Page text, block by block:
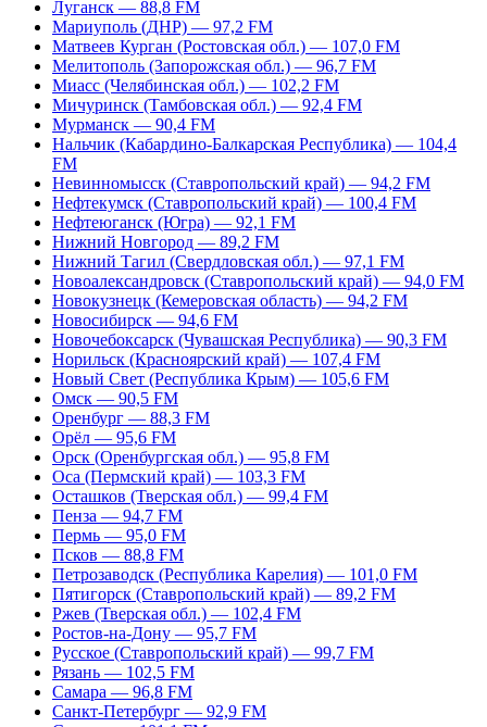
Луганск — 88,8 FM
Мариуполь (ДНР) — 97,2 FM
Матвеев Курган (Ростовская обл.) — 107,0 FM
Мелитополь (Запорожская обл.) — 96,7 FM
Миасс (Челябинская обл.) — 102,2 FM
Мичуринск (Тамбовская обл.) — 92,4 FM
Мурманск — 90,4 FM
Нальчик (Кабардино-Балкарская Республика) — 104,4
FM
Невинномысск (Ставропольский край) — 94,2 FM
Нефтекумск (Ставропольский край) — 100,4 FM
Нефтеюганск (Югра) — 92,1 FM
Нижний Новгород — 89,2 FM
Нижний Тагил (Свердловская обл.) — 97,1 FM
Новоалександровск (Ставропольский край) — 94,0 FM
Новокузнецк (Кемеровская область) — 94,2 FM
Новосибирск — 94,6 FM
Новочебоксарск (Чувашская Республика) — 90,3 FM
Норильск (Красноярский край) — 107,4 FM
Новый Свет (Республика Крым) — 105,6 FM
Омск — 90,5 FM
Оренбург — 88,3 FM
Орёл — 95,6 FM
Орск (Оренбургская обл.) — 95,8 FM
Оса (Пермский край) — 103,3 FM
Осташков (Тверская обл.) — 99,4 FM
Пенза — 94,7 FM
Пермь — 95,0 FM
Псков — 88,8 FM
Петрозаводск (Республика Карелия) — 101,0 FM
Пятигорск (Ставропольский край) — 89,2 FM
Ржев (Тверская обл.) — 102,4 FM
Ростов-на-Дону — 95,7 FM
Русское (Ставропольский край) — 99,7 FM
Рязань — 102,5 FM
Самара — 96,8 FM
Санкт-Петербург — 92,9 FM